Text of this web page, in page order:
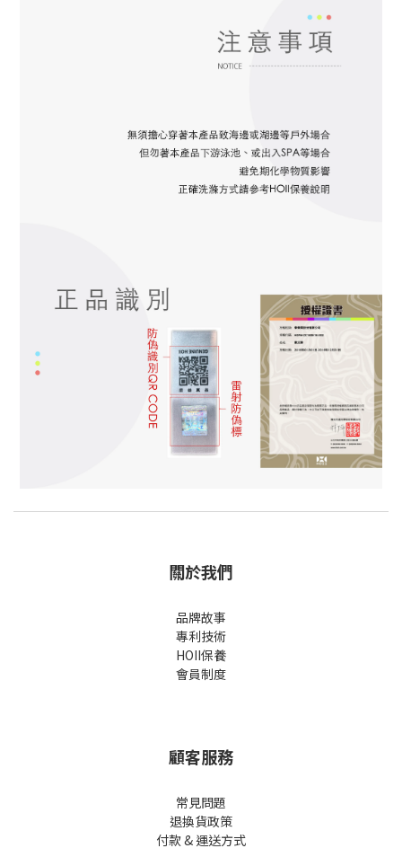
關於我們
品牌故事
專利技術
HOII保養
會員制度
顧客服務
常見問題
退換貨政策
付款 & 運送方式